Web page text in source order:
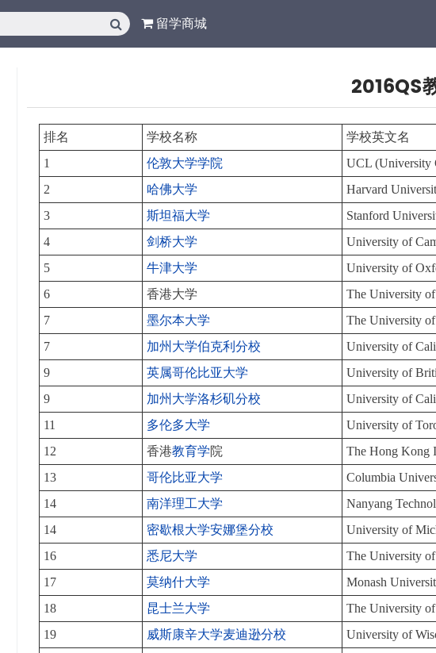
留学商城
2016QS
排名 学校名称 学校英文名
1
伦敦大学学院 UCL (University
2
哈佛大学 Harvard
3
斯坦福大学 Stanford
4
剑桥大学 University of
5
牛津大学 University of
6
香港大学 The University
7
墨尔本大学 The University
7
加州大学伯克利分校 University of
9
英属哥伦比亚大学 University of
9
加州大学洛杉矶分校 University of
11
多伦多大学 University of
12
香港教育学院 The Hong Kong
13
哥伦比亚大学 Columbia
14
南洋理工大学 Nanyang
14
密歇根大学安娜堡分校 University of
16
悉尼大学 The University
17
莫纳什大学 Monash
18
昆士兰大学 The University of
19
威斯康辛大学麦迪逊分校 University of